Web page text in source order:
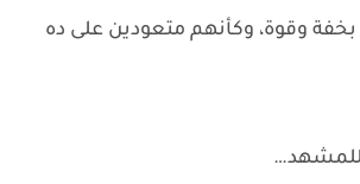
وقوة، وكأنهم متعودين على ده